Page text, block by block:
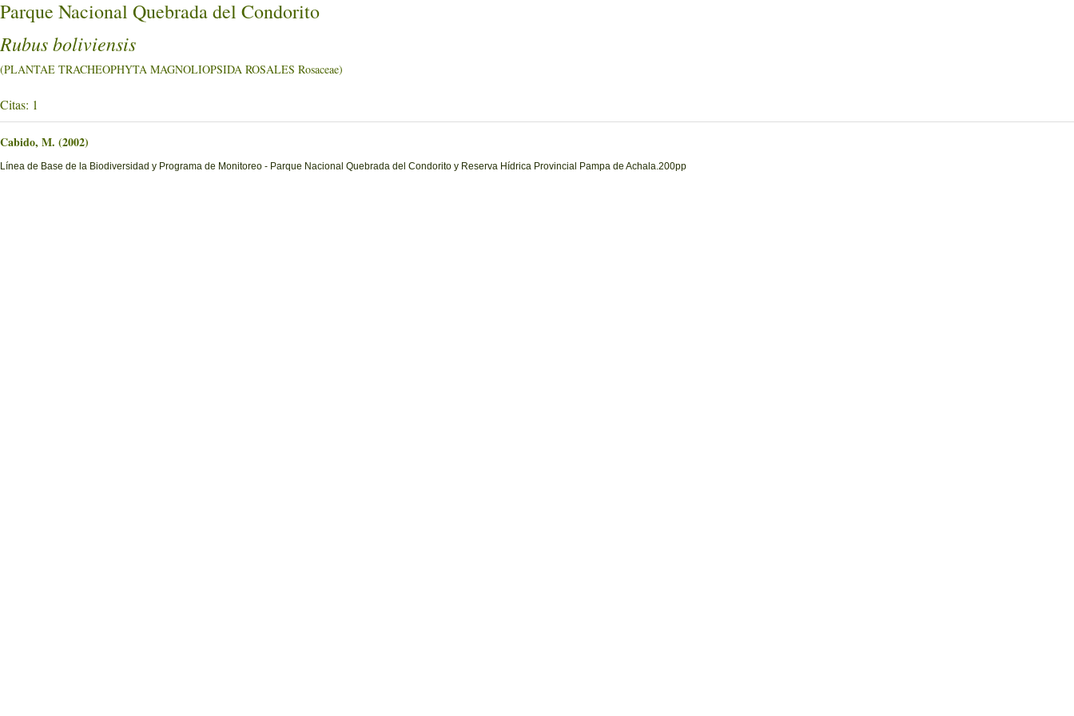
Parque Nacional Quebrada del Condorito
Rubus boliviensis
(PLANTAE TRACHEOPHYTA MAGNOLIOPSIDA ROSALES Rosaceae)
Citas: 1
Cabido, M. (2002)
Línea de Base de la Biodiversidad y Programa de Monitoreo - Parque Nacional Quebrada del Condorito y Reserva Hídrica Provincial Pampa de Achala.200pp